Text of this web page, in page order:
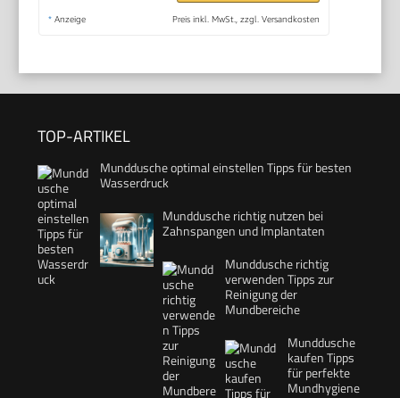
* Anzeige Preis inkl. MwSt., zzgl. Versandkosten
TOP-ARTIKEL
Munddusche optimal einstellen Tipps für besten
Wasserdruck
Munddusche richtig nutzen bei
Zahnspangen und Implantaten
Munddusche richtig
verwenden Tipps zur
Reinigung der
Mundbereiche
Munddusche
kaufen Tipps
für perfekte
Mundhygiene